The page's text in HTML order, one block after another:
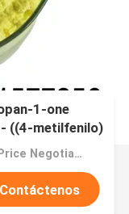
1-one
((4-metilfenilo)
Precio：Price Negotiable
Contáctenos